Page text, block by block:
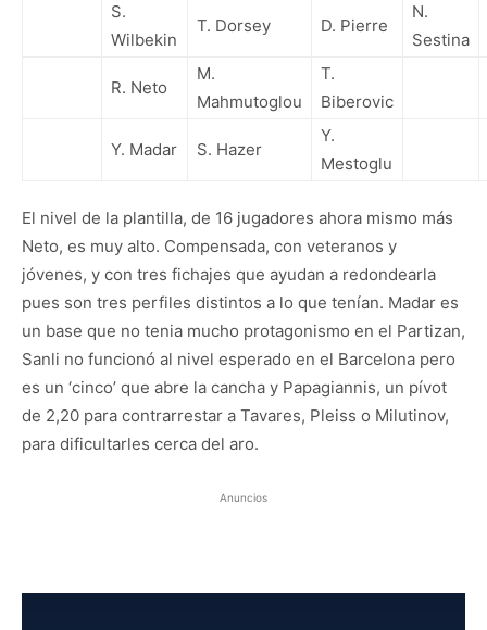
S.
Wilbekin
T. Dorsey D. Pierre
N.
Sestina
R. Neto
M.
Mahmutoglou
T.
Biberovic
Y. Madar S. Hazer
Y.
Mestoglu
El nivel de la plantilla, de 16 jugadores ahora mismo más
Neto, es muy alto. Compensada, con veteranos y
jóvenes, y con tres fichajes que ayudan a redondearla
pues son tres perfiles distintos a lo que tenían. Madar es
un base que no tenia mucho protagonismo en el Partizan,
Sanli no funcionó al nivel esperado en el Barcelona pero
es un ‘cinco’ que abre la cancha y Papagiannis, un pívot
de 2,20 para contrarrestar a Tavares, Pleiss o Milutinov,
para dificultarles cerca del aro.
Anuncios